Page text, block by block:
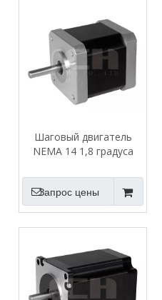
Шаговый двигатель
NEMA 14 1,8 градуса
Запрос цены